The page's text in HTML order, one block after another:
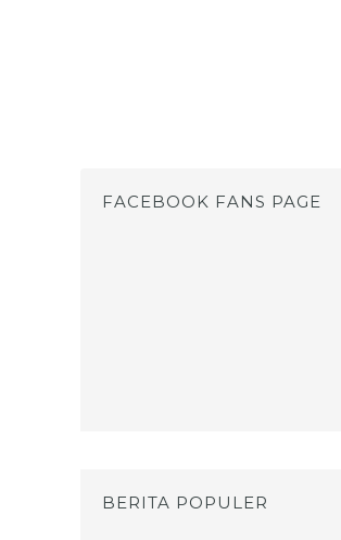
FACEBOOK FANS PAGE
BERITA POPULER